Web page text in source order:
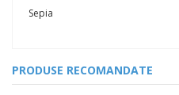
Sepia
PRODUSE RECOMANDATE